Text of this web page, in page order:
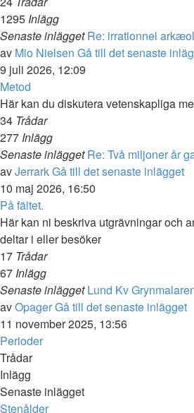
1295 Inlägg
Senaste inlägget Re: irrationnel
av Mio Nielsen Gå till det senaste
9 juli 2026, 12:09
Metod
Här kan du diskutera vetenskapliga
34 Trådar
277 Inlägg
Senaste inlägget Re: Två miljoner år
avJerrarkGå till det senaste inlägget
10 maj 2026, 16:50
På fältet.
Här kan ni beskriva utgrävningar och
deltar i eller besöker
17 Trådar
67 Inlägg
Senaste inlägget Lund Kv
avOpagerGå till det senaste inlägget
11 november 2025, 13:56
Perioder
Trådar
Inlägg
Senaste inlägget
Stenålder